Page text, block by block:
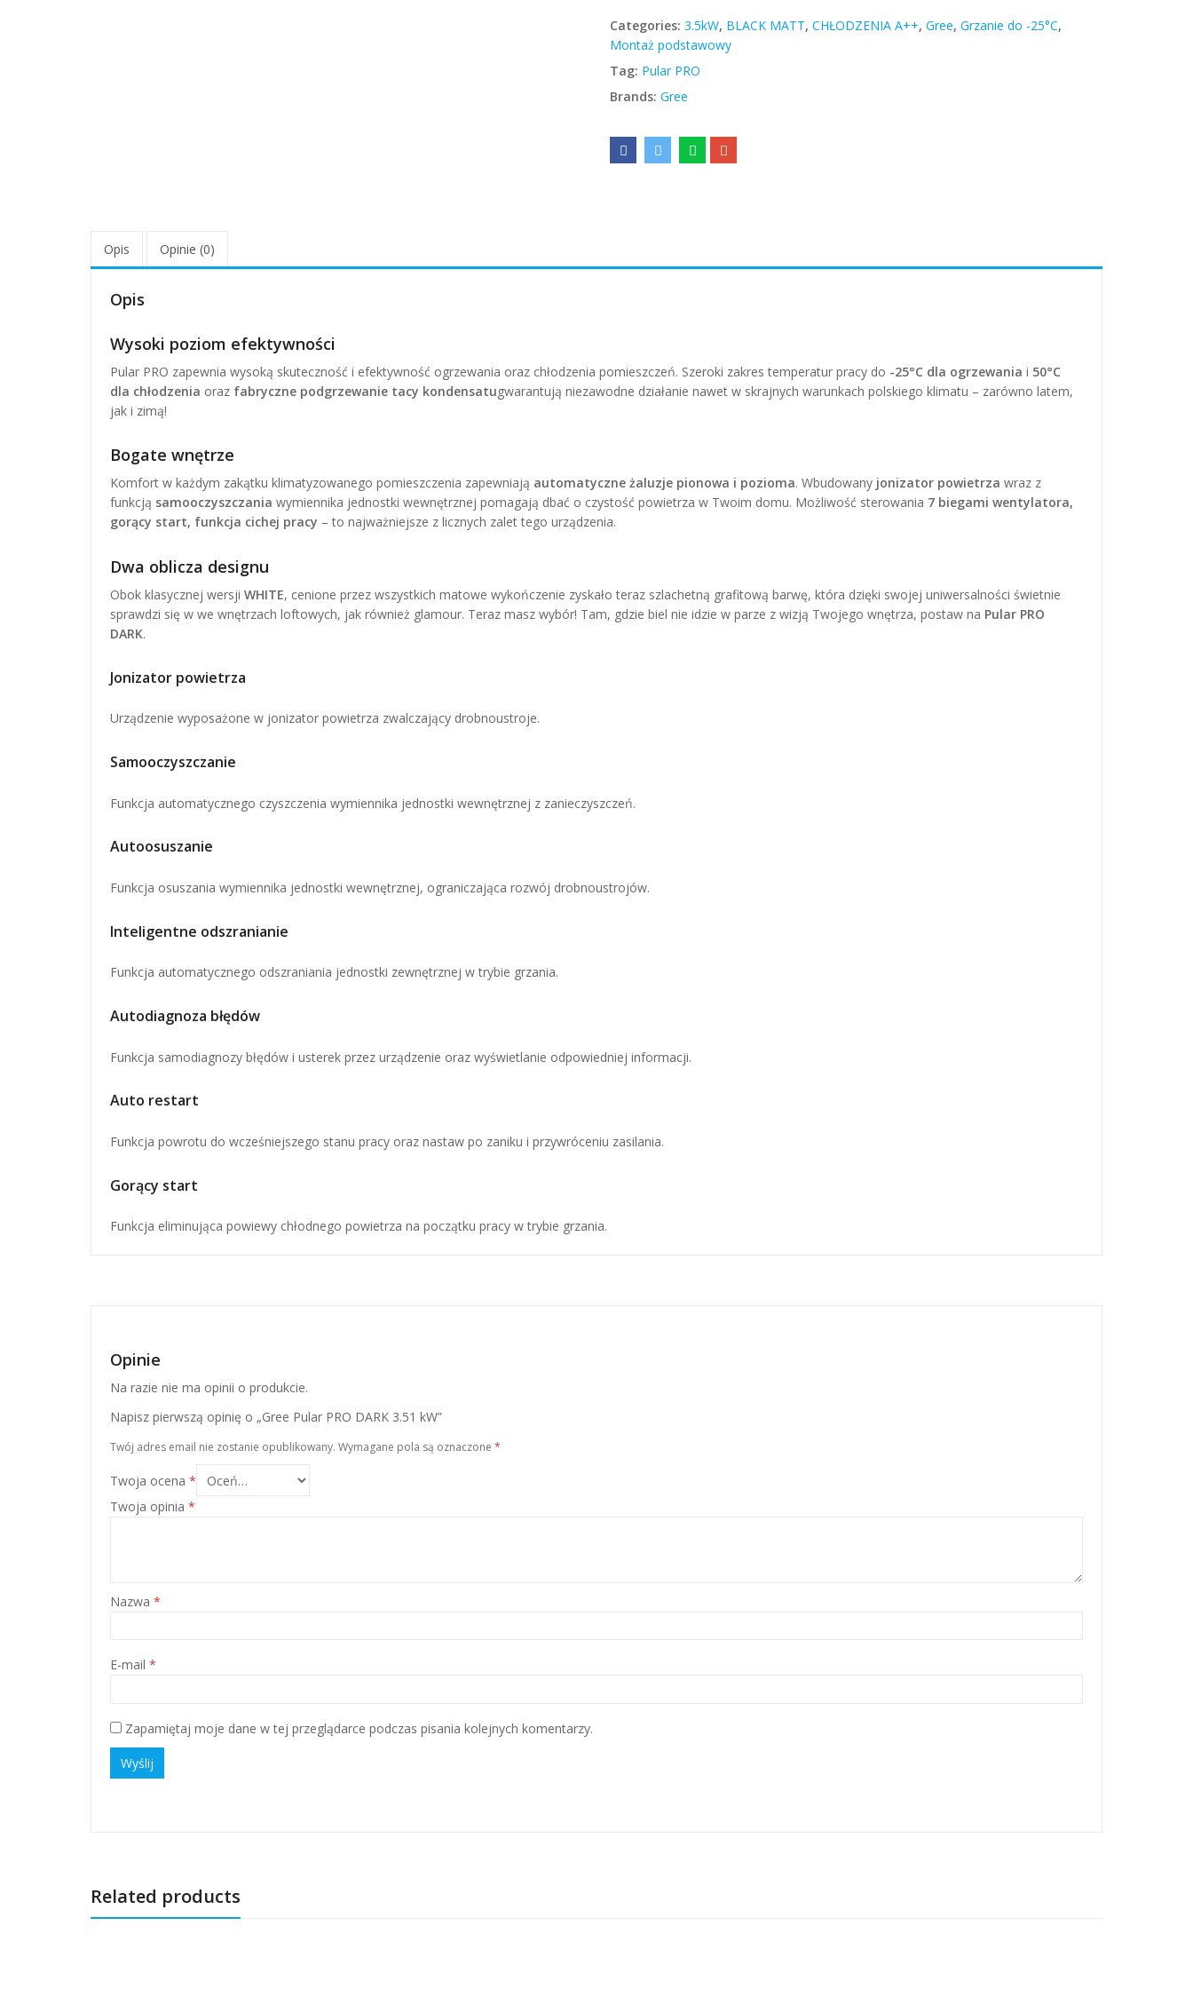
Categories: 3.5kW, BLACK MATT, CHŁODZENIA A++, Gree, Grzanie do -25°C,
Montaż podstawowy
Tag: Pular PRO
Brands: Gree
Opis Opinie (0)
Opis
Wysoki poziom efektywności
Pular PRO zapewnia wysoką skuteczność i efektywność ogrzewania oraz chłodzenia pomieszczeń. Szeroki zakres temperatur pracy do -25°C dla ogrzewania i 50°C
dla chłodzenia oraz fabryczne podgrzewanie tacy kondensatugwarantują niezawodne działanie nawet w skrajnych warunkach polskiego klimatu – zarówno latem,
jak i zimą!
Bogate wnętrze
Komfort w każdym zakątku klimatyzowanego pomieszczenia zapewniają automatyczne żaluzje pionowa i pozioma. Wbudowany jonizator powietrza wraz z
funkcją samooczyszczania wymiennika jednostki wewnętrznej pomagają dbać o czystość powietrza w Twoim domu. Możliwość sterowania 7 biegami wentylatora,
gorący start, funkcja cichej pracy – to najważniejsze z licznych zalet tego urządzenia.
Dwa oblicza designu
Obok klasycznej wersji WHITE, cenione przez wszystkich matowe wykończenie zyskało teraz szlachetną grafitową barwę, która dzięki swojej uniwersalności świetnie
sprawdzi się w we wnętrzach loftowych, jak również glamour. Teraz masz wybór! Tam, gdzie biel nie idzie w parze z wizją Twojego wnętrza, postaw na Pular PRO
DARK.
Jonizator powietrza
Urządzenie wyposażone w jonizator powietrza zwalczający drobnoustroje.
Samooczyszczanie
Funkcja automatycznego czyszczenia wymiennika jednostki wewnętrznej z zanieczyszczeń.
Autoosuszanie
Funkcja osuszania wymiennika jednostki wewnętrznej, ograniczająca rozwój drobnoustrojów.
Inteligentne odszranianie
Funkcja automatycznego odszraniania jednostki zewnętrznej w trybie grzania.
Autodiagnoza błędów
Funkcja samodiagnozy błędów i usterek przez urządzenie oraz wyświetlanie odpowiedniej informacji.
Auto restart
Funkcja powrotu do wcześniejszego stanu pracy oraz nastaw po zaniku i przywróceniu zasilania.
Gorący start
Funkcja eliminująca powiewy chłodnego powietrza na początku pracy w trybie grzania.
Opinie
Na razie nie ma opinii o produkcie.
Napisz pierwszą opinię o „Gree Pular PRO DARK 3.51 kW”
Twój adres email nie zostanie opublikowany. Wymagane pola są oznaczone *
Twoja ocena *
Twoja opinia *
Nazwa *
E-mail *
Zapamiętaj moje dane w tej przeglądarce podczas pisania kolejnych komentarzy.
Related products